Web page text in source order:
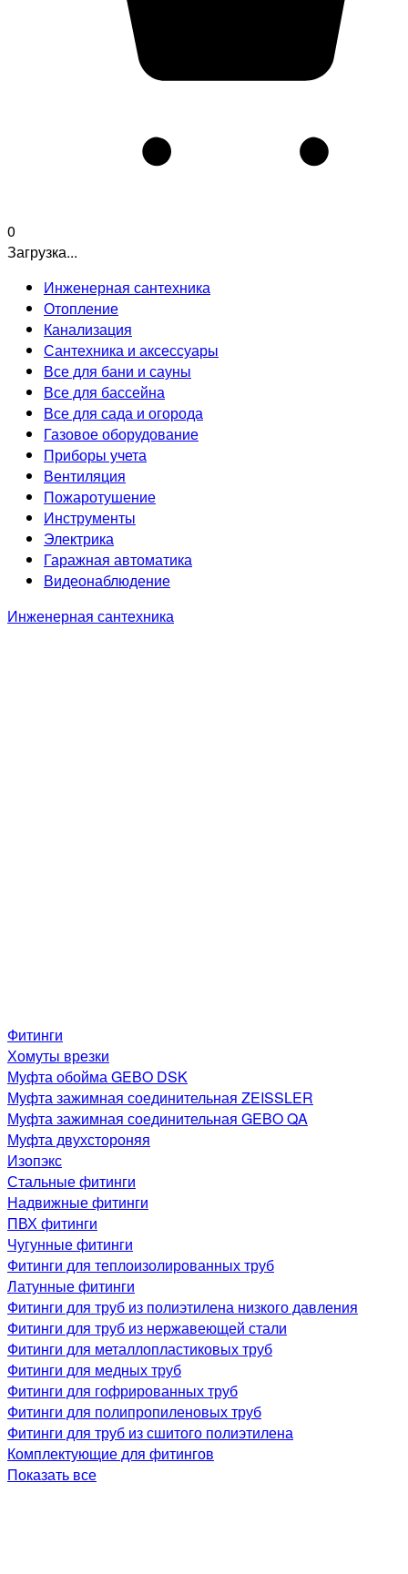
0
Загрузка...
Инженерная сантехника
Отопление
Канализация
Сантехника и аксессуары
Все для бани и сауны
Все для бассейна
Все для сада и огорода
Газовое оборудование
Приборы учета
Вентиляция
Пожаротушение
Инструменты
Электрика
Гаражная автоматика
Видеонаблюдение
Инженерная сантехника
Фитинги
Хомуты врезки
Муфта обойма GEBO DSK
Муфта зажимная соединительная ZEISSLER
Муфта зажимная соединительная GEBO QA
Муфта двухстороняя
Изопэкс
Стальные фитинги
Надвижные фитинги
ПВХ фитинги
Чугунные фитинги
Фитинги для теплоизолированных труб
Латунные фитинги
Фитинги для труб из полиэтилена низкого давления
Фитинги для труб из нержавеющей стали
Фитинги для металлопластиковых труб
Фитинги для медных труб
Фитинги для гофрированных труб
Фитинги для полипропиленовых труб
Фитинги для труб из сшитого полиэтилена
Комплектующие для фитингов
Показать все